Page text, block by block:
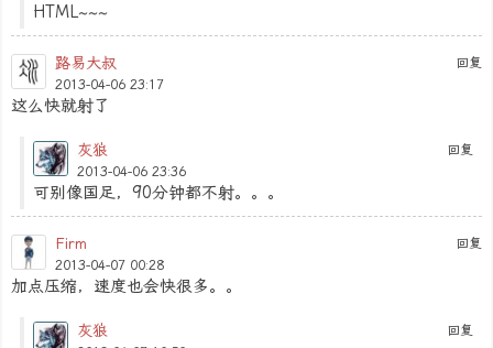
HTML~~~
回复
路易大叔
2013-04-06 23:17
这么快就射了
回复
灰狼
2013-04-06 23:36
可别像国足，90分钟都不射。。。
回复
Firm
2013-04-07 00:28
加点压缩，速度也会快很多。。
回复
灰狼